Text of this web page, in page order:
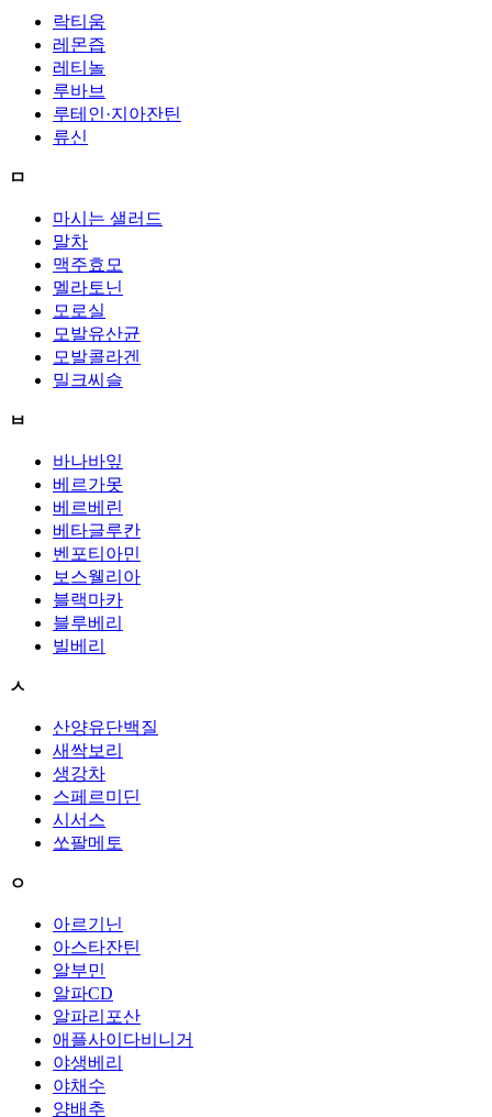
락티움
레몬즙
레티놀
루바브
루테인·지아잔틴
류신
ㅁ
마시는 샐러드
말차
맥주효모
멜라토닌
모로실
모발유산균
모발콜라겐
밀크씨슬
ㅂ
바나바잎
베르가못
베르베린
베타글루칸
벤포티아민
보스웰리아
블랙마카
블루베리
빌베리
ㅅ
산양유단백질
새싹보리
생강차
스페르미딘
시서스
쏘팔메토
ㅇ
아르기닌
아스타잔틴
알부민
알파CD
알파리포산
애플사이다비니거
야생베리
야채수
양배추